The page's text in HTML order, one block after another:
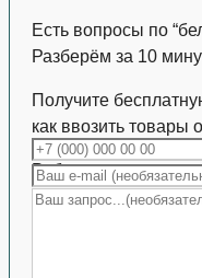
Есть вопросы по
Разберём за 10
Получите
как ввозить товары
Работаем с